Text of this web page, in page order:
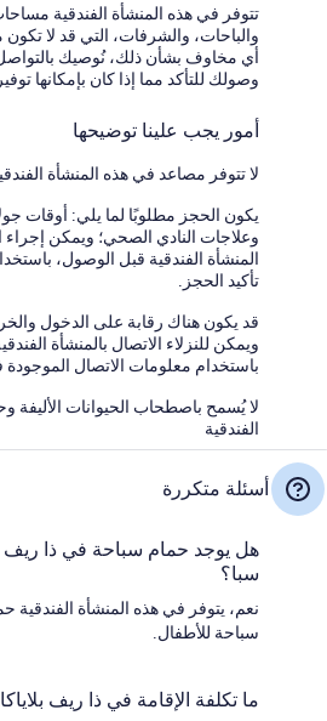
تتوفر في هذه المنشأة الفندقية
والباحات، والشرفات، التي قد لا تكون
أي مخاوف بشأن ذلك، نُوصيك بالتواصل
وصولك للتأكد مما إذا كان بإمكانها
أمور يجب علينا توضيحها
لا تتوفر مصاعد في هذه المنشأة
يكون الحجز مطلوبًا لما يلي: أوقات
وعلاجات النادي الصحي؛ ويمكن
المنشأة الفندقية قبل الوصول،
تأكيد الحجز.
قد يكون هناك رقابة على الدخول
ويمكن للنزلاء الاتصال بالمنشأة
باستخدام معلومات الاتصال الموجودة
لا يُسمح باصطحاب الحيوانات الأليفة
الفندقية
أسئلة متكررة
هل يوجد حمام سباحة في ذا ريف
سبا؟
نعم، يتوفر في هذه المنشأة
سباحة للأطفال.
ما تكلفة الإقامة في ذا ريف